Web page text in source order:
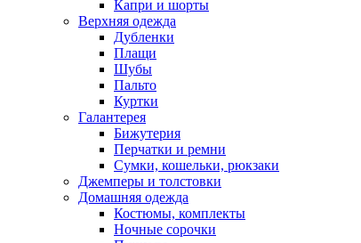
Капри и шорты
Верхняя одежда
Дубленки
Плащи
Шубы
Пальто
Куртки
Галантерея
Бижутерия
Перчатки и ремни
Сумки, кошельки, рюкзаки
Джемперы и толстовки
Домашняя одежда
Костюмы, комплекты
Ночные сорочки